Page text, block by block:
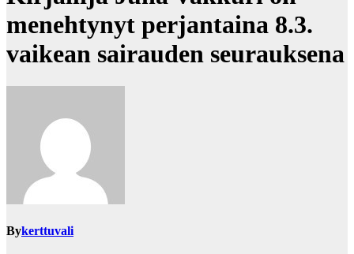
menehtynyt perjantaina 8.3.
vaikean sairauden seurauksena
Bykerttuvali